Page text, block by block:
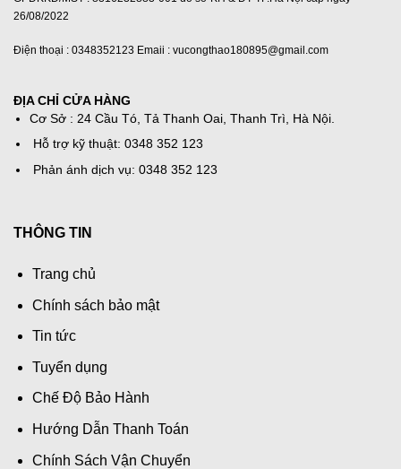
26/08/2022
Điện thoại : 0348352123 Emaii : vucongthao180895@gmail.com
ĐỊA CHỈ CỬA HÀNG
Cơ Sở : 24 Cầu Tó, Tả Thanh Oai, Thanh Trì, Hà Nội.
Hỗ trợ kỹ thuật: 0348 352 123
Phản ánh dịch vụ: 0348 352 123
THÔNG TIN
Trang chủ
Chính sách bảo mật
Tin tức
Tuyển dụng
Chế Độ Bảo Hành
Hướng Dẫn Thanh Toán
Chính Sách Vận Chuyển